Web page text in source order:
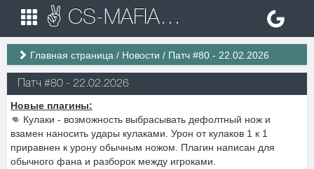
✌ CS-MAFIA.RU ✌ Игровые сервера Counter Strike 1.6
Главная страница / Новости / Патч #80 - 22.02.2026
Патч #80 - 22.02.2026
Новые плагины:
👊 Кулаки - возможность выбрасывать дефолтный нож и
взамен наносить удары кулаками. Урон от кулаков 1 к 1
приравнен к урону обычным ножом. Плагин написан для
обычного фана и разборок между игроками.